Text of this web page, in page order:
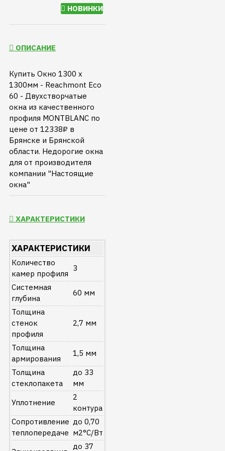
НОВИНКИ
ОПИСАНИЕ
Купить Окно 1300 х
1300мм - Reachmont Eco
60 - Двухстворчатые
окна из качественного
профиля MONTBLANC по
цене от 12338₽ в
Брянске и Брянской
области. Недорогие окна
для от производителя
компании "Настоящие
окна"
ХАРАКТЕРИСТИКИ
ХАРАКТЕРИСТИКИ
Количество
камер профиля
3
Системная
глубина
60 мм
Толщина
стенок
профиля
2,7 мм
Толщина
армирования
1,5 мм
Толщина
стеклопакета
до 33
мм
Уплотнение
2
контура
Сопротивление
теплопередаче
до 0,70
м2°C/Вт
до 37